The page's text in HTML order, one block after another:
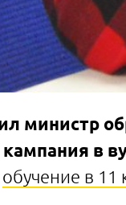
министр
кампания в
обучение в 11